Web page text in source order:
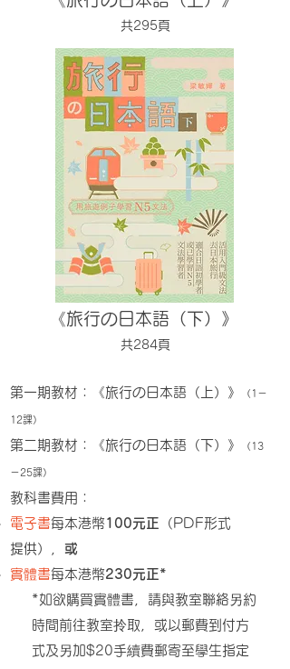
共295頁
《旅行の日本語（下）》
共284頁
第一期教材：《旅行の日本語（上）》 （1－
12課）
第二期教材：《旅行の日本語（下）》 （13
－25課）
教科書費用：
電子書每本港幣 100元正 （PDF形式
提供）， 或
實體書每本港幣230元正*
​*如欲購買實體書，請與教室聯絡另約
時間前往教室拎取，或以郵費到付方
式及另加$20手續費郵寄至學生指定